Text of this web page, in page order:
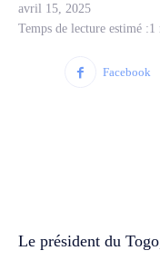
avril 15, 2025
Temps de lecture estimé :1
Facebook
Le président du